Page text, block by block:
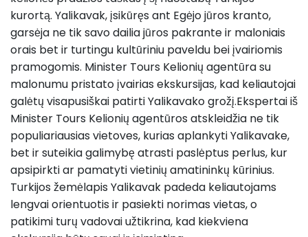
kurortą. Yalikavak, įsikūręs ant Egėjo jūros kranto,
garsėja ne tik savo dailia jūros pakrante ir maloniais
orais bet ir turtingu kultūriniu paveldu bei įvairiomis
pramogomis. Minister Tours Kelionių agentūra su
malonumu pristato įvairias ekskursijas, kad keliautojai
galėtų visapusiškai patirti Yalikavako grožį.Ekspertai iš
Minister Tours Kelionių agentūros atskleidžia ne tik
populiariausias vietoves, kurias aplankyti Yalikavake,
bet ir suteikia galimybę atrasti paslėptus perlus, kur
apsipirkti ar pamatyti vietinių amatininkų kūrinius.
Turkijos žemėlapis Yalikavak padeda keliautojams
lengvai orientuotis ir pasiekti norimas vietas, o
patikimi turų vadovai užtikrina, kad kiekviena